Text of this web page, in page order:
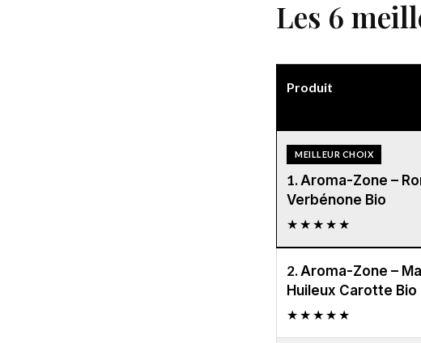
Les 6
Produit
MEILLEUR CHOIX
1. Aroma-Zone –
Verbénone Bio
★★★★★
2. Aroma-Zone –
Huileux Carotte Bio
★★★★★